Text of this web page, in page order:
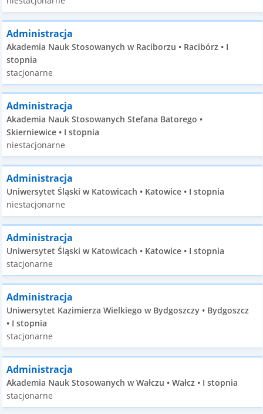
Administracja
Akademia Nauk Stosowanych w Raciborzu • Racibórz • I
stopnia
stacjonarne
Administracja
Akademia Nauk Stosowanych Stefana Batorego •
Skierniewice • I stopnia
niestacjonarne
Administracja
Uniwersytet Śląski w Katowicach • Katowice • I stopnia
niestacjonarne
Administracja
Uniwersytet Śląski w Katowicach • Katowice • I stopnia
stacjonarne
Administracja
Uniwersytet Kazimierza Wielkiego w Bydgoszczy • Bydgoszcz
• I stopnia
stacjonarne
Administracja
Akademia Nauk Stosowanych w Wałczu • Wałcz • I stopnia
stacjonarne